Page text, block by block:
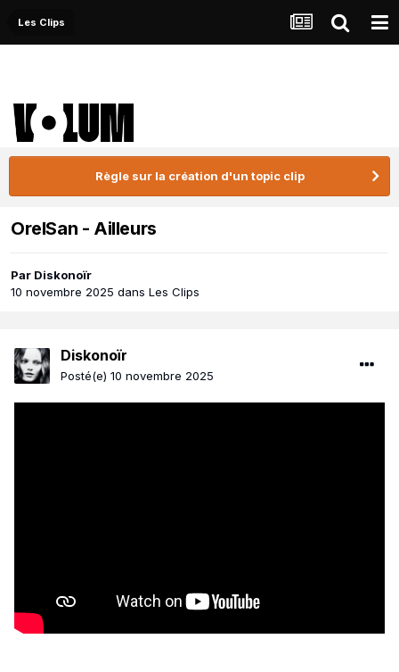
Les Clips
Règle sur la création d'un topic clip
OrelSan - Ailleurs
Par Diskonoïr
10 novembre 2025 dans Les Clips
Diskonoïr
Posté(e) 10 novembre 2025